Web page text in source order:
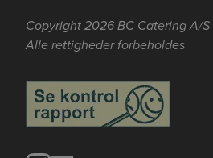
Copyright 2026 BC Catering A/S
Alle rettigheder forbeholdes